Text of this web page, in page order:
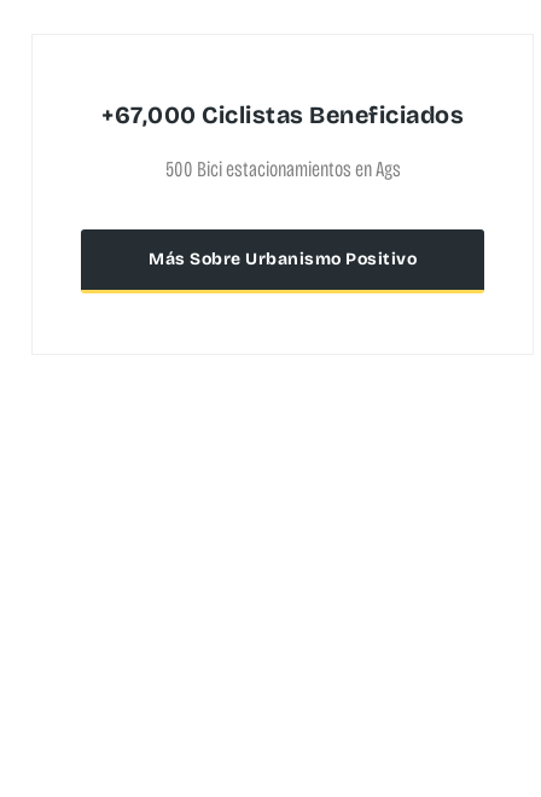
+67,000 Ciclistas Beneficiados
500 Bici estacionamientos en Ags
Más Sobre Urbanismo Positivo